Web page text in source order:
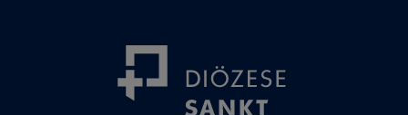
Wirtschafts- &
Personalmanagement